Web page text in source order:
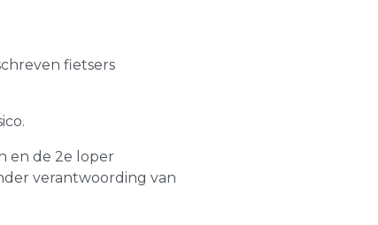
fietsers
en de 2e loper
verantwoording van